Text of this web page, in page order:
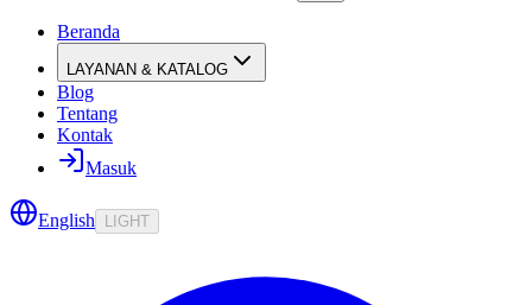
Beranda
LAYANAN & KATALOG
Blog
Tentang
Kontak
Masuk
English LIGHT